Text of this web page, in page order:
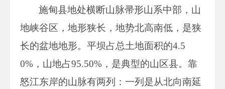
施甸县地处横断山脉帚形山系中部，山
地峡谷区，地形狭长，地势北高南低，是狭
长的盆地地形。平坝占总土地面积的4.5
0%，山地占95.50%，是典型的山区县。靠
怒江东岸的山脉有两列：一列是从北向南延